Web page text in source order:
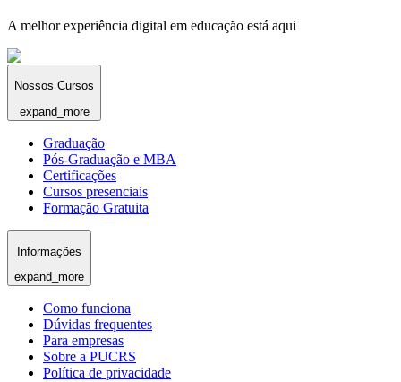
A melhor experiência digital em educação está aqui
Nossos Cursos
expand_more
Graduação
Pós-Graduação e MBA
Certificações
Cursos presenciais
Formação Gratuita
Informações
expand_more
Como funciona
Dúvidas frequentes
Para empresas
Sobre a PUCRS
Política de privacidade